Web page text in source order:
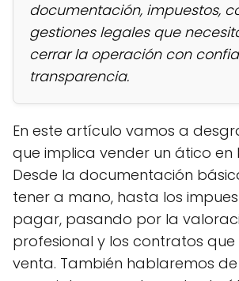
documentación, impuestos,
gestiones legales que
cerrar la operación con
transparencia.
En este artículo vamos a
que implica vender un ático en
Desde la documentación
tener a mano, hasta los
pagar, pasando por la
profesional y los contratos
venta. También hablaremos